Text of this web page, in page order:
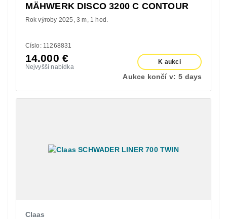
MÄHWERK DISCO 3200 C CONTOUR
Rok výroby 2025 3 m 1 hod.
Císlo: 11268831
14.000 €
Nejvyšší nabídka
K aukci
Aukce končí v: 5 days
Claas